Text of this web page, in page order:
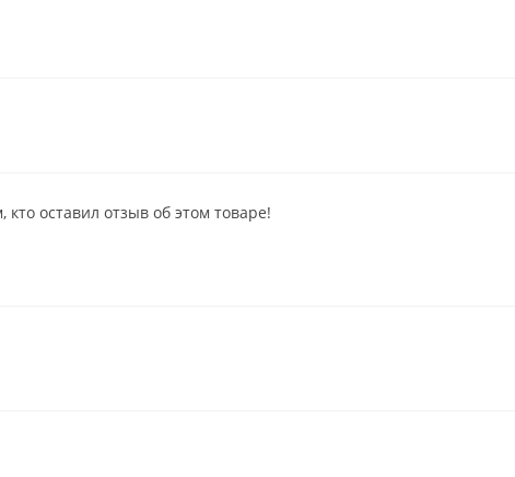
оставил отзыв об этом товаре!